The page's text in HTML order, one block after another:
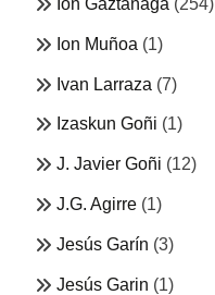
Ion Gaztañaga (254)
Ion Muñoa (1)
Ivan Larraza (7)
Izaskun Goñi (1)
J. Javier Goñi (12)
J.G. Agirre (1)
Jesús Garín (3)
Jesús Garin (1)